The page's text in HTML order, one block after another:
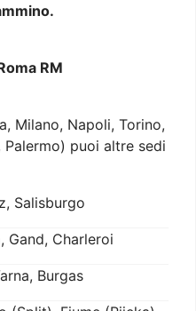
RM
Milano, Napoli, Torino,
Palermo) puoi altre sedi
Salisburgo
Gand, Charleroi
Burgas